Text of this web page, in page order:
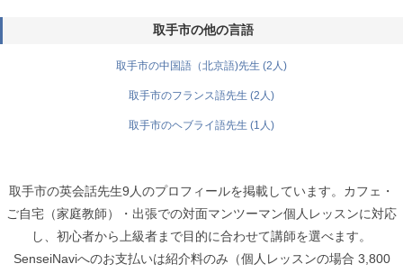
取手市の他の言語
取手市の中国語（北京語)先生 (2人)
取手市のフランス語先生 (2人)
取手市のヘブライ語先生 (1人)
取手市の英会話先生9人のプロフィールを掲載しています。カフェ・
ご自宅（家庭教師）・出張での対面マンツーマン個人レッスンに対応
し、初心者から上級者まで目的に合わせて講師を選べます。
SenseiNaviへのお支払いは紹介料のみ（個人レッスンの場合 3,800